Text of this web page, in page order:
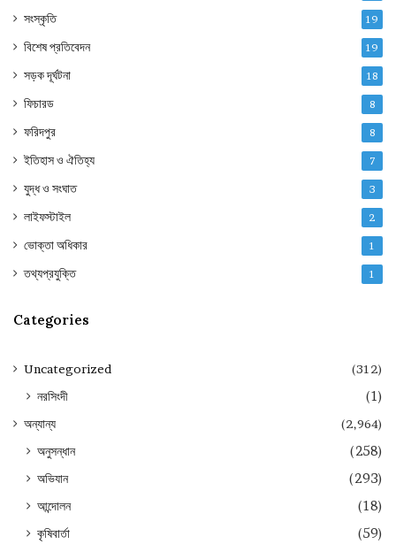
সংস্কৃতি 19
বিশেষ প্রতিবেদন 19
সড়ক দূর্ঘটনা 18
ফিচারড 8
ফরিদপুর 8
ইতিহাস ও ঐতিহ্য 7
যুদ্ধ ও সংঘাত 3
লাইফস্টাইল 2
ভোক্তা অধিকার 1
তথ্যপ্রযুক্তি 1
Categories
Uncategorized (312)
নরসিংদী (1)
অন্যান্য (2,964)
অনুসন্ধান
(258)
অভিযান
(293)
আন্দোলন
(18)
কৃষিবার্তা
(59)